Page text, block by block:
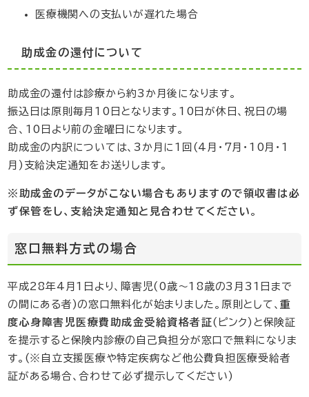
医療機関への支払いが遅れた場合
助成金の還付について
助成金の還付は診療から約3か月後になります。
振込日は原則毎月10日となります。10日が休日、祝日の場
合、10日より前の金曜日になります。
助成金の内訳については、3か月に1回(4月・7月・10月・1
月)支給決定通知をお送りします。
※助成金のデータがこない場合もありますので領収書は必
ず保管をし、支給決定通知と見合わせてください 。
窓口無料方式の場合
平成28年4月1日より、障害児(0歳～18歳の3月31日まで
の間にある者)の窓口無料化が始まりました。原則として、重
度心身障害児医療費助成金受給資格者証(ピンク)と保険証
を提示すると保険内診療の自己負担分が窓口で無料になりま
す。(※自立支援医療や特定疾病など他公費負担医療受給者
証がある場合、合わせて必ず提示してください)